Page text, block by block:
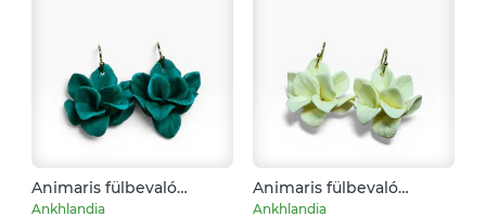
Animaris fülbevaló
Sötétzöld
Ankhlandia
Animaris fülbevaló
Pasztell Vanília
Ankhlandia